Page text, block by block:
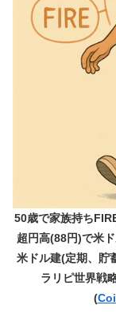
50歳で家族持ち
超円高(88円)で米
米ドル建(定期、貯
ラリピ世界戦
(